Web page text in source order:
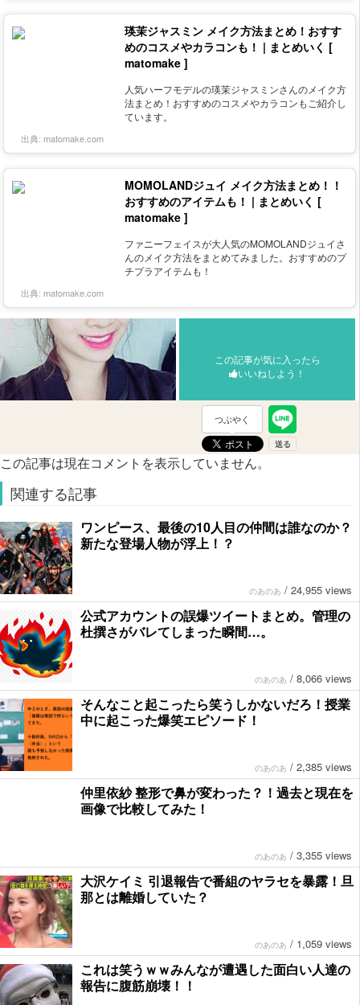
瑛茉ジャスミン メイク方法まとめ！おすす
めのコスメやカラコンも！ | まとめいく [
matomake ]
人気ハーフモデルの瑛茉ジャスミンさんのメイク方
法まとめ！おすすめのコスメやカラコンもご紹介し
ています。
出典: matomake.com
MOMOLANDジュイ メイク方法まとめ！！
おすすめのアイテムも！ | まとめいく [
matomake ]
ファニーフェイスが大人気のMOMOLANDジュイさ
んのメイク方法をまとめてみました。おすすめのプ
チプラアイテムも！
出典: matomake.com
この記事が気に入ったら
いいねしよう！
つぶやく
この記事は現在コメントを表示していません。
関連する記事
ワンピース、最後の10人目の仲間は誰なのか？
新たな登場人物が浮上！？
のあのあ / 24,955 views
公式アカウントの誤爆ツイートまとめ。管理の
杜撰さがバレてしまった瞬間…。
のあのあ / 8,066 views
そんなこと起こったら笑うしかないだろ！授業
中に起こった爆笑エピソード！
のあのあ / 2,385 views
仲里依紗 整形で鼻が変わった？！過去と現在を
画像で比較してみた！
のあのあ / 3,355 views
大沢ケイミ 引退報告で番組のヤラセを暴露！旦
那とは離婚していた？
のあのあ / 1,059 views
これは笑うｗｗみんなが遭遇した面白い人達の
報告に腹筋崩壊！！